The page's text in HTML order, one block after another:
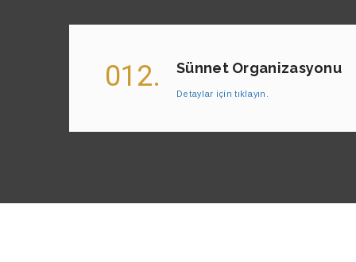
012. Sünnet Organizasyonu
Detaylar için tıklayın.